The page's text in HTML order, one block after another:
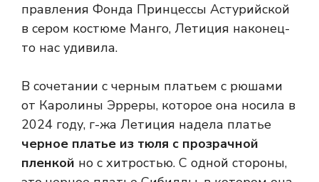
правления Фонда Принцессы Астурийской
в ​​сером костюме Манго, Летиция наконец-
то нас удивила.
В сочетании с черным платьем с рюшами
от Каролины Эрреры, которое она носила в
2024 году, г-жа Летиция надела платье
черное платье из тюля с прозрачной
пленкой но с хитростью. С одной стороны,